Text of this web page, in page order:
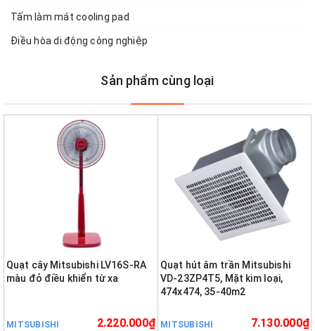
Tấm làm mát cooling pad
Điều hòa di động công nghiệp
Sản phẩm cùng loại
Quạt cây Mitsubishi LV16S-RA
màu đỏ điều khiển từ xa
MITSUBISHI 2.220.000₫
Quạt hút âm trần Mitsubishi
VD-23ZP4T5, Mặt kim loại,
474x474, 35-40m2
MITSUBISHI 7.130.000₫